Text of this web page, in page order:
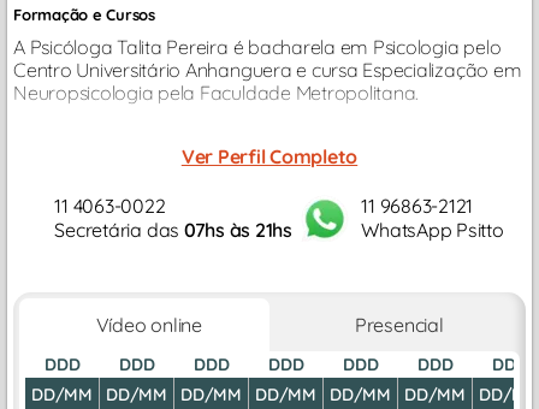
Formação e Cursos
A Psicóloga Talita Pereira é bacharela em Psicologia pelo
Centro Universitário Anhanguera e cursa Especialização em
Neuropsicologia pela Faculdade Metropolitana.
Ver Perfil Completo
11 4063-0022
Secretária das 07hs às 21hs
11 96863-2121
WhatsApp Psitto
Vídeo online Presencial
DDD
DD/MM
DDD
DD/MM
DDD
DD/MM
DDD
DD/MM
DDD
DD/MM
DDD
DD/MM
DDD
DD/MM